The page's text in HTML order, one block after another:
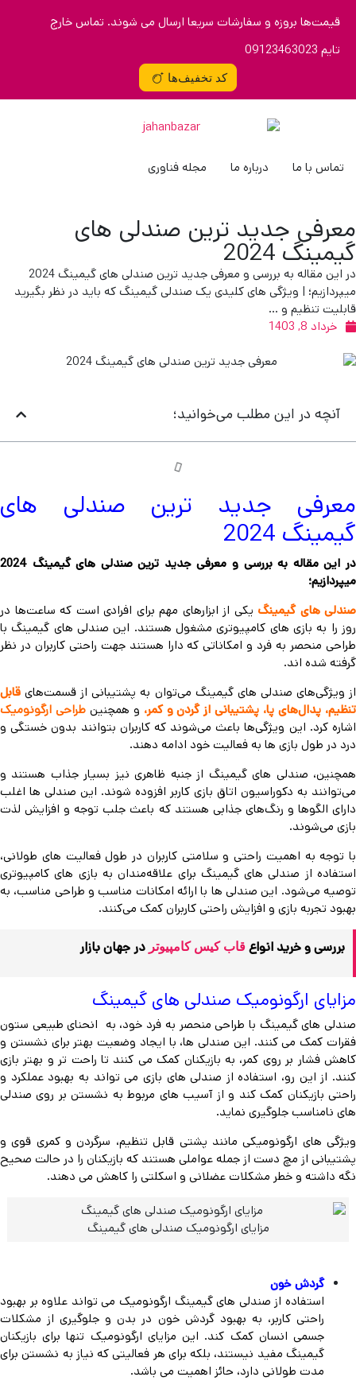
قیمت‌ها بروزه و سفارشات سریعا ارسال می شوند. تماس خارج
تایم 09123463023
کد تخفیف‌ها
تماس با ما درباره ما مجله فناوری
معرفی جدید ترین صندلی های
گیمینگ 2024
در این مقاله به بررسی و معرفی جدید ترین صندلی های گیمینگ 2024
میپردازیم؛ | ویژگی های کلیدی یک صندلی گیمینگ که باید در نظر بگیرید
قابلیت تنظیم و …
خرداد 8, 1403
آنچه در این مطلب می‌خوانید؛
معرفی جدید ترین صندلی های
گیمینگ 2024
در این مقاله به بررسی و معرفی جدید ترین صندلی های گیمینگ 2024
میپردازیم؛
صندلی های گیمینگ یکی از ابزارهای مهم برای افرادی است که ساعت‌ها در
روز را به بازی های کامپیوتری مشغول هستند. این صندلی های گیمینگ با
طراحی منحصر به فرد و امکاناتی که دارا هستند جهت راحتی کاربران در نظر
گرفته شده اند.
از ویژگی‌های صندلی های گیمینگ می‌توان به پشتیبانی از قسمت‌هایقابل
تنظیم، پدال‌های پا، پشتیبانی از گردن و کمر، و همچنینطراحی ارگونومیک
اشاره کرد. این ویژگی‌ها باعث می‌شوند که کاربران بتوانند بدون خستگی و
درد در طول بازی ها به فعالیت خود ادامه دهند.
همچنین، صندلی های گیمینگ از جنبه ظاهری نیز بسیار جذاب هستند و
می‌توانند به دکوراسیون اتاق بازی کاربر افزوده شوند. این صندلی ها اغلب
دارای الگوها و رنگ‌های جذابی هستند که باعث جلب توجه و افزایش لذت
بازی می‌شوند.
با توجه به اهمیت راحتی و سلامتی کاربران در طول فعالیت های طولانی،
استفاده از صندلی های گیمینگ برای علاقه‌مندان به بازی های کامپیوتری
توصیه می‌شود. این صندلی ها با ارائه امکانات مناسب و طراحی مناسب، به
بهبود تجربه بازی و افزایش راحتی کاربران کمک می‌کنند.
بررسی و خرید انواع قاب کیس کامپیوتر در جهان بازار
مزایای ارگونومیک صندلی های گیمینگ
صندلی های گیمینگ با طراحی منحصر به فرد خود، به انحنای طبیعی ستون
فقرات کمک می کنند. این صندلی ها، با ایجاد وضعیت بهتر برای نشستن و
کاهش فشار بر روی کمر، به بازیکنان کمک می کنند تا راحت تر و بهتر بازی
کنند. از این رو، استفاده از صندلی های بازی می تواند به بهبود عملکرد و
راحتی بازیکنان کمک کند و از آسیب های مربوط به نشستن بر روی صندلی
های نامناسب جلوگیری نماید.
ویژگی های ارگونومیکی مانند پشتی قابل تنظیم، سرگردن و کمری قوی و
پشتیبانی از مچ دست از جمله عواملی هستند که بازیکنان را در حالت صحیح
نگه داشته و خطر مشکلات عضلانی و اسکلتی را کاهش می دهند.
مزایای ارگونومیک صندلی های گیمینگ
گردش خون
استفاده از صندلی های گیمینگ ارگونومیک می تواند علاوه بر بهبود
راحتی کاربر، به بهبود گردش خون در بدن و جلوگیری از مشکلات
جسمی انسان کمک کند. این مزایای ارگونومیک تنها برای بازیکنان
گیمینگ مفید نیستند، بلکه برای هر فعالیتی که نیاز به نشستن برای
مدت طولانی دارد، حائز اهمیت می باشد.